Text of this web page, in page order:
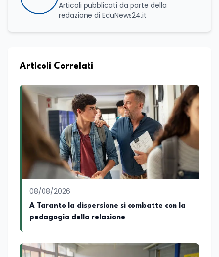
Articoli pubblicati da parte della
redazione di EduNews24.it
Articoli Correlati
08/08/2026
A Taranto la dispersione si combatte con la
pedagogia della relazione